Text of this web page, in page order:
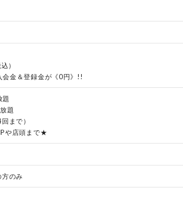
）
金＆登録金が《0円》!!
題
題
まで）
や店頭まで★
のみ